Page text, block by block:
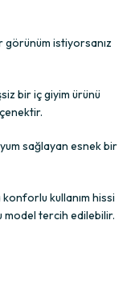
görünüm istiyorsanız
bir iç giyim ürünü
sağlayan esnek bir
kullanım hissi
model tercih edilebilir.